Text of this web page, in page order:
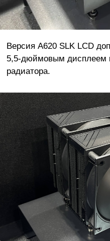
Версия A620 SLK LCD
5,5-дюймовым дисплеем
радиатора.